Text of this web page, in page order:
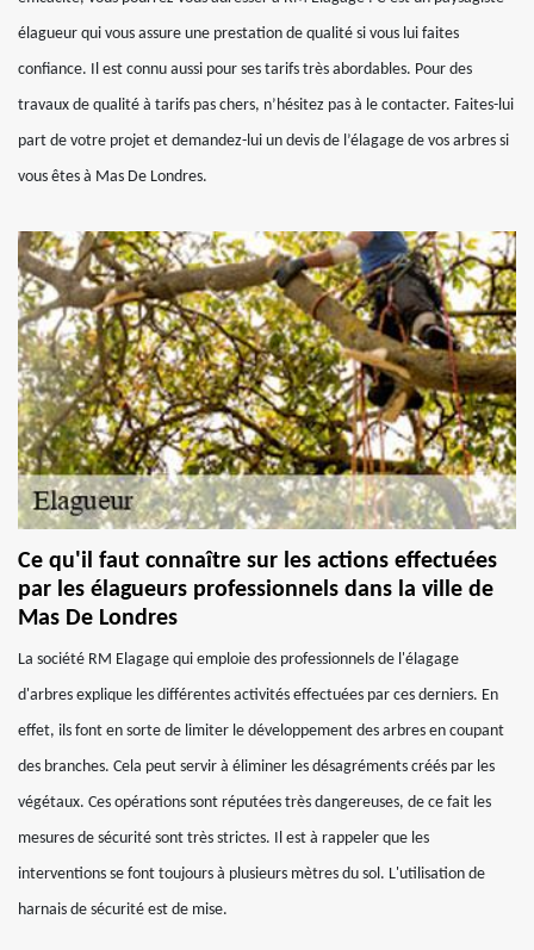
élagueur qui vous assure une prestation de qualité si vous lui faites
confiance. Il est connu aussi pour ses tarifs très abordables. Pour des
travaux de qualité à tarifs pas chers, n’hésitez pas à le contacter. Faites-lui
part de votre projet et demandez-lui un devis de l’élagage de vos arbres si
vous êtes à Mas De Londres.
Ce qu'il faut connaître sur les actions effectuées
par les élagueurs professionnels dans la ville de
Mas De Londres
La société RM Elagage qui emploie des professionnels de l'élagage
d'arbres explique les différentes activités effectuées par ces derniers. En
effet, ils font en sorte de limiter le développement des arbres en coupant
des branches. Cela peut servir à éliminer les désagréments créés par les
végétaux. Ces opérations sont réputées très dangereuses, de ce fait les
mesures de sécurité sont très strictes. Il est à rappeler que les
interventions se font toujours à plusieurs mètres du sol. L'utilisation de
harnais de sécurité est de mise.